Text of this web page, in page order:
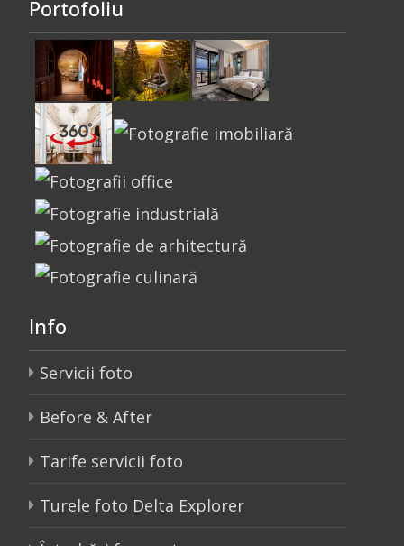
Portofoliu
Info
Servicii foto
Before & After
Tarife servicii foto
Turele foto Delta Explorer